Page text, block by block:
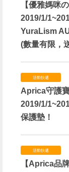
【優雅媽咪
2019/1/
YuraLism
(數量有限，
活動快遞
Aprica守護
2019/1/
保護墊！
活動快遞
【Aprica品